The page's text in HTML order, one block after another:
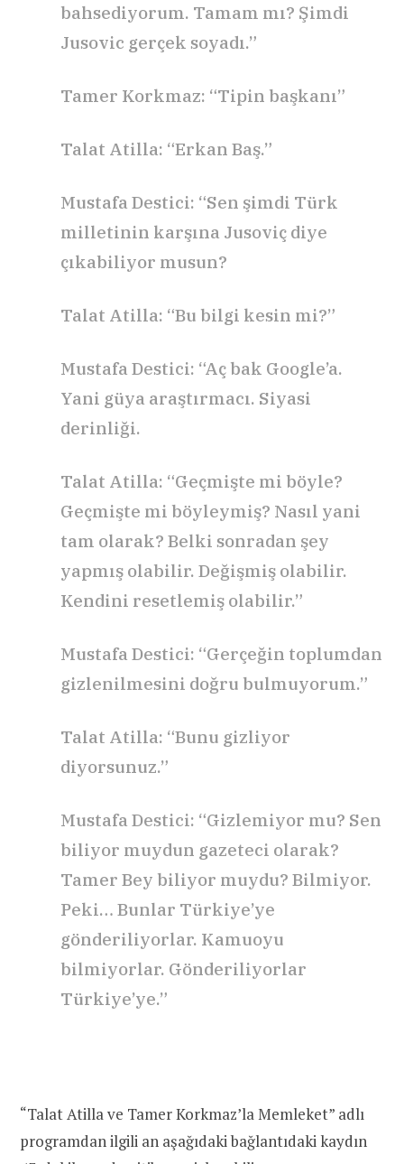
bahsediyorum. Tamam mı? Şimdi
Jusovic gerçek soyadı.”
Tamer Korkmaz: “Tipin başkanı”
Talat Atilla: “Erkan Baş.”
Mustafa Destici: “Sen şimdi Türk
milletinin karşına Jusoviç diye
çıkabiliyor musun?
Talat Atilla: “Bu bilgi kesin mi?”
Mustafa Destici: “Aç bak Google’a.
Yani güya araştırmacı. Siyasi
derinliği.
Talat Atilla: “Geçmişte mi böyle?
Geçmişte mi böyleymiş? Nasıl yani
tam olarak? Belki sonradan şey
yapmış olabilir. Değişmiş olabilir.
Kendini resetlemiş olabilir.”
Mustafa Destici: “Gerçeğin toplumdan
gizlenilmesini doğru bulmuyorum.”
Talat Atilla: “Bunu gizliyor
diyorsunuz.”
Mustafa Destici: “Gizlemiyor mu? Sen
biliyor muydun gazeteci olarak?
Tamer Bey biliyor muydu? Bilmiyor.
Peki… Bunlar Türkiye’ye
gönderiliyorlar. Kamuoyu
bilmiyorlar. Gönderiliyorlar
Türkiye’ye.”
“Talat Atilla ve Tamer Korkmaz’la Memleket” adlı
programdan ilgili an aşağıdaki bağlantıdaki kaydın